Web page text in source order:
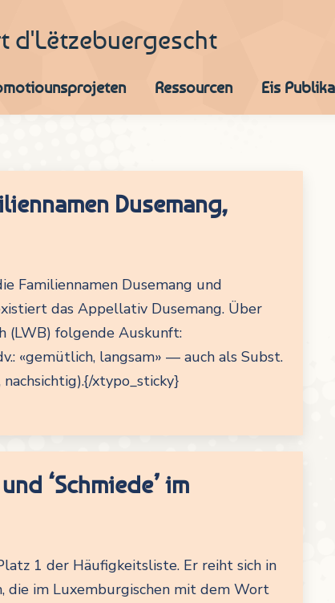
d'Lëtzebuergescht
Ressourcen Eis
Dusemang,
Familiennamen Dusemang und
das Appellativ Dusemang. Über
(LWB) folgende Auskunft:
«gemütlich, langsam» — auch als Subst.
xtypo_sticky}
‘Schmiede’ im
1 der Häufigkeitsliste. Er reiht sich in
die im Luxemburgischen mit dem Wort